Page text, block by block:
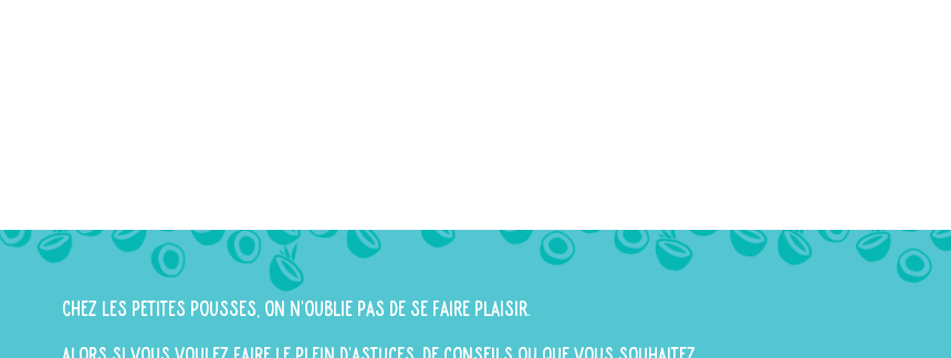
Chez Les Petites Pousses, on n'oublie pas de se faire plaisir.